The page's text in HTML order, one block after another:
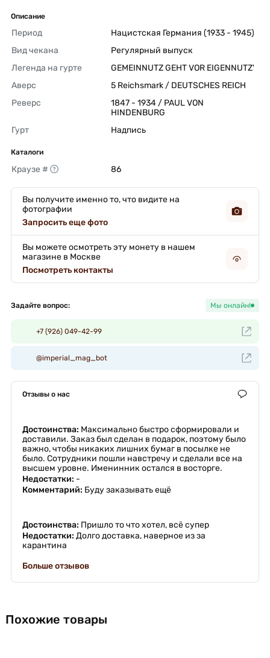
Описание
Период
Нацистская Германия (1933 - 1945)
Вид чекана
Регулярный выпуск
Легенда на гурте
GEMEINNUTZ GEHT VOR EIGENNUTZ'
Аверс
5 Reichsmark / DEUTSCHES REICH
Реверс
1847 - 1934 / PAUL VON
HINDENBURG
Гурт
Надпись
Каталоги
Краузе # 86
Вы получите именно то, что видите на
фотографии
Запросить еще фото
Вы можете осмотреть эту монету в нашем
магазине в Москве
Посмотреть контакты
Задайте вопрос: Мы онлайн!
+7 (926) 049-42-99
@imperial_mag_bot
Отзывы о нас
Достоинства: Максимально быстро сформировали и
доставили. Заказ был сделан в подарок, поэтому было
важно, чтобы никаких лишних бумаг в посылке не
было. Сотрудники пошли навстречу и сделали все на
высшем уровне. Именинник остался в восторге.
Недостатки: -
Комментарий: Буду заказывать ещё
Достоинства: Пришло то что хотел, всё супер
Недостатки: Долго доставка, наверное из за
карантина
Больше отзывов
Похожие товары